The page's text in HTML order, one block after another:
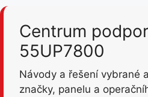
Centrum
55UP7800
Návody a řešení vybrané
značky, panelu a